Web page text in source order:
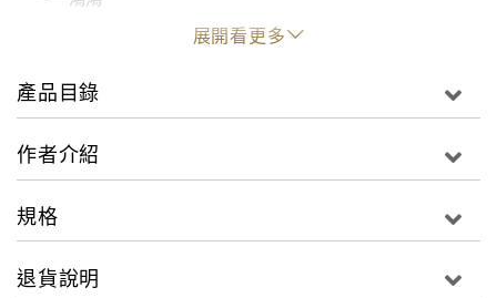
展開看更多
產品目錄
作者介紹
規格
退貨說明